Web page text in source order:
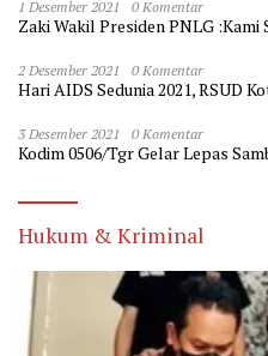
1 Desember 2021 0 Komentar
Zaki Wakil Presiden PNLG :Kami
2 Desember 2021 0 Komentar
Hari AIDS Sedunia 2021, RSUD
3 Desember 2021 0 Komentar
Kodim 0506/Tgr Gelar Lepas
Hukum & Kriminal